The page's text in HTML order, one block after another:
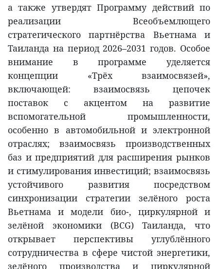
а также утвердят Программу действий по
реализации Всеобъемлющего
стратегического партнёрства Вьетнама и
Таиланда на период 2026–2031 годов. Особое
внимание в программе уделяется
концепции «Трёх взаимосвязей»,
включающей: взаимосвязь цепочек
поставок с акцентом на развитие
вспомогательной промышленности,
особенно в автомобильной и электронной
отраслях; взаимосвязь производственных
баз и предприятий для расширения рынков
и стимулирования инвестиций; взаимосвязь
устойчивого развития посредством
синхронизации стратегии зелёного роста
Вьетнама и модели био-, циркулярной и
зелёной экономики (BCG) Таиланда, что
открывает перспективы углублённого
сотрудничества в сфере чистой энергетики,
зелёного производства и циркулярной